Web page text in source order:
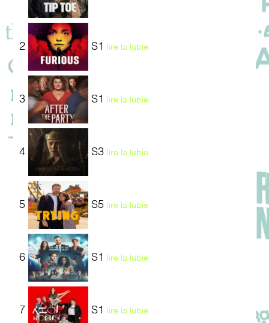
2 S1 lire la lubie
3 S1 lire la lubie
4 S3 lire la lubie
5 S5 lire la lubie
6 S1 lire la lubie
7 S1 lire la lubie